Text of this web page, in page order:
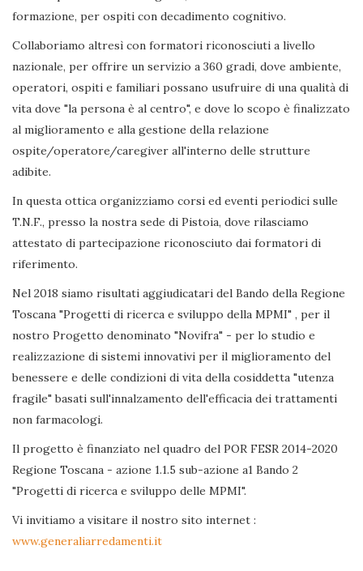
formazione, per ospiti con decadimento cognitivo.
Collaboriamo altresì con formatori riconosciuti a livello
nazionale, per offrire un servizio a 360 gradi, dove ambiente,
operatori, ospiti e familiari possano usufruire di una qualità di
vita dove "la persona è al centro", e dove lo scopo è finalizzato
al miglioramento e alla gestione della relazione
ospite/operatore/caregiver all'interno delle strutture
adibite.
In questa ottica organizziamo corsi ed eventi periodici sulle
T.N.F., presso la nostra sede di Pistoia, dove rilasciamo
attestato di partecipazione riconosciuto dai formatori di
riferimento.
Nel 2018 siamo risultati aggiudicatari del Bando della Regione
Toscana "Progetti di ricerca e sviluppo della MPMI" , per il
nostro Progetto denominato "Novifra" - per lo studio e
realizzazione di sistemi innovativi per il miglioramento del
benessere e delle condizioni di vita della cosiddetta "utenza
fragile" basati sull'innalzamento dell'efficacia dei trattamenti
non farmacologi.
Il progetto è finanziato nel quadro del POR FESR 2014-2020
Regione Toscana - azione 1.1.5 sub-azione a1 Bando 2
"Progetti di ricerca e sviluppo delle MPMI".
Vi invitiamo a visitare il nostro sito internet :
www.generaliarredamenti.it